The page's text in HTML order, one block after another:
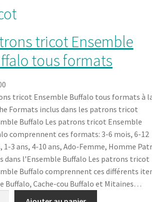
tricot Ensemble
tous formats
tricot Ensemble Buffalo tous formats à
Formats inclus dans les patrons tricot
Buffalo Les patrons tricot Ensemble
comprennent ces formats: 3-6 mois, 6-12
1-3 ans, 4-10 ans, Ado-Femme, Homme
dans l’Ensemble Buffalo Les patrons tricot
Buffalo comprennent ces différents
Buffalo, Cache-cou Buffalo et Mitaines…